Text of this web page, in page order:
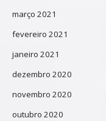
março 2021
fevereiro 2021
janeiro 2021
dezembro 2020
novembro 2020
outubro 2020